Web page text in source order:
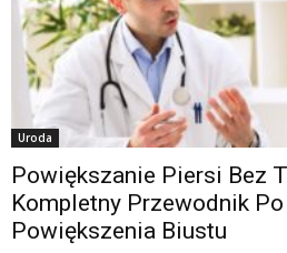
Uroda
Powiększanie Piersi Bez
Kompletny Przewodnik Po
Powiększenia Biustu